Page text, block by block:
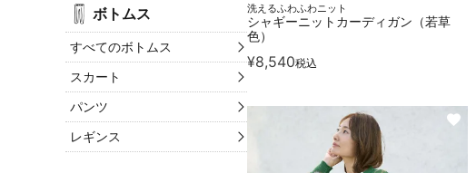
ボトムス
すべてのボトムス
スカート
パンツ
レギンス
洗えるふわふわニット
シャギーニットカーディガン（若草
色）
¥8,540税込